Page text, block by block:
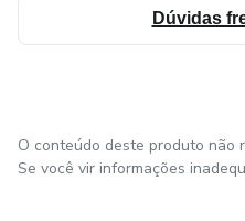
Dúvidas
O conteúdo deste produto não
Se você vir informações